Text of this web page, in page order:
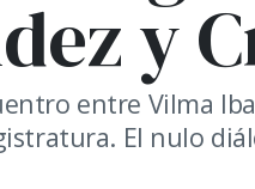
y
entre Vilma
El nulo